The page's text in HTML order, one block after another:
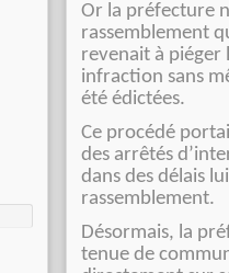
Or la préfecture
rassemblement
revenait à piéger
infraction sans
été édictées.
Ce procédé
des arrêtés
dans des délais
rassemblement.
Désormais, la
tenue de